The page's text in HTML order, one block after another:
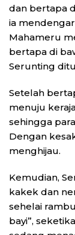
dan bertapa
ia
Mahameru
bertapa di
Serunting
Setelah
menuju
sehingga
Dengan
menghijau.
Kemudian,
kakek dan
sehelai
bayi”,